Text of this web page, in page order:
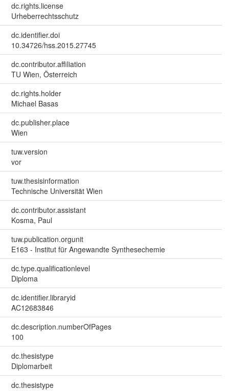
dc.rights.license
Urheberrechtsschutz
dc.identifier.doi
10.34726/hss.2015.27745
dc.contributor.affiliation
TU Wien, Österreich
dc.rights.holder
Michael Basas
dc.publisher.place
Wien
tuw.version
vor
tuw.thesisinformation
Technische Universität Wien
dc.contributor.assistant
Kosma, Paul
tuw.publication.orgunit
E163 - Institut für Angewandte Synthesechemie
dc.type.qualificationlevel
Diploma
dc.identifier.libraryid
AC12683846
dc.description.numberOfPages
100
dc.thesistype
Diplomarbeit
dc.thesistype